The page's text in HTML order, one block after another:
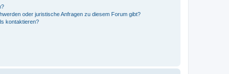
oder juristische Anfragen zu diesem Forum gibt?
kontaktieren?